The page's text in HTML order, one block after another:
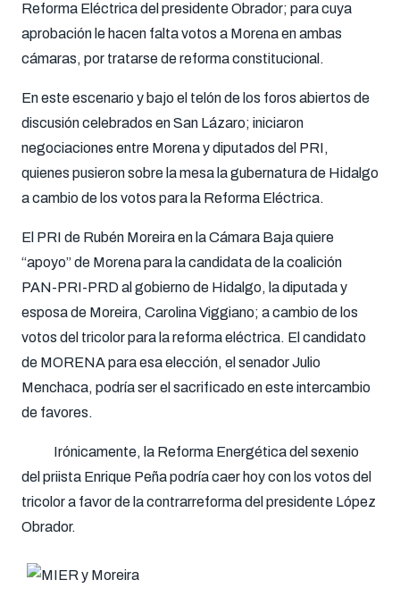
Reforma Eléctrica del presidente Obrador; para cuya
aprobación le hacen falta votos a Morena en ambas
cámaras, por tratarse de reforma constitucional.
En este escenario y bajo el telón de los foros abiertos de
discusión celebrados en San Lázaro; iniciaron
negociaciones entre Morena y diputados del PRI,
quienes pusieron sobre la mesa la gubernatura de Hidalgo
a cambio de los votos para la Reforma Eléctrica.
El PRI de Rubén Moreira en la Cámara Baja quiere
“apoyo” de Morena para la candidata de la coalición
PAN-PRI-PRD al gobierno de Hidalgo, la diputada y
esposa de Moreira, Carolina Viggiano; a cambio de los
votos del tricolor para la reforma eléctrica. El candidato
de MORENA para esa elección, el senador Julio
Menchaca, podría ser el sacrificado en este intercambio
de favores.
Irónicamente, la Reforma Energética del sexenio
del priista Enrique Peña podría caer hoy con los votos del
tricolor a favor de la contrarreforma del presidente López
Obrador.